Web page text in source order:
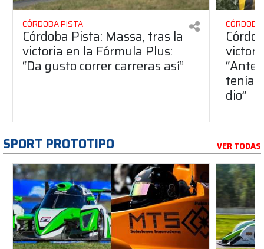
CÓRDOBA PISTA
Córdoba Pista: Massa, tras la
victoria en la Fórmula Plus:
“Da gusto correr carreras así”
dio”
SPORT PROTOTIPO VER TODAS